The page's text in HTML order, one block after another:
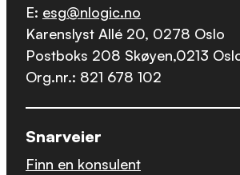
E: esg@nlogic.no
Karenslyst Allé 20, 0278 Oslo
Postboks 208 Skøyen,0213
Org.nr.: 821 678 102
Snarveier
Finn en konsulent